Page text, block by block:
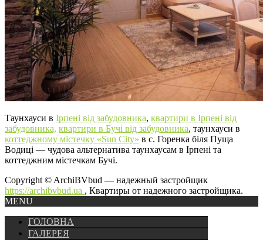
Таунхауси в Ірпені від забудовника, квартири в Ірпені від
забудовника, квартири в Бучі від забудовника, таунхауси в
коттеджному містечку «Sun City» в с. Горенка біля Пуща
Водиці — чудова альтернатива таунхаусам в Ірпені та
коттеджним містечкам Бучі.
Copyright © ArchiBVbud — надежный застройщик
https://archibvbud.ua , Квартиры от надежного застройщика.
MENU
ГОЛОВНА
ГАЛЕРЕЯ